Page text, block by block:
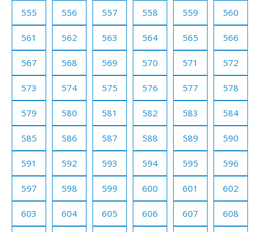
555 556 557 558 559 560
561 562 563 564 565 566
567 568 569 570 571 572
573 574 575 576 577 578
579 580 581 582 583 584
585 586 587 588 589 590
591 592 593 594 595 596
597 598 599 600 601 602
603 604 605 606 607 608